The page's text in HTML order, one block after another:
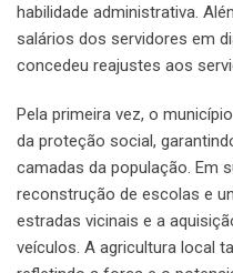
habilidade administrativa.
salários dos servidores em
concedeu reajustes aos
Pela primeira vez, o
da proteção social,
camadas da população. Em
reconstrução de escolas e
estradas vicinais e a
veículos. A agricultura local